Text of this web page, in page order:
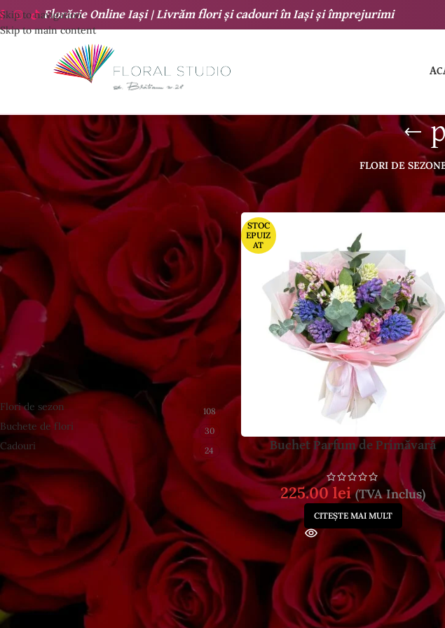
Skip to navigation
Skip to main content
Florărie Online Iași | Livrăm flori și cadouri în Iași și împrejurimi
FLORI DE SEZON
COȘ CUMPARATURI
Nu ai niciun produs în coș.
ÎNAPOI LA MAGAZIN
CATEGORII DE PRODUSE
Flori de sezon 108
Buchete de flori 30
Cadouri 24
FILTRARE PRODUSE
FILTREAZĂ
STOC
EPUIZ
AT
Buchet Parfum de Primăvară
225.00lei (TVA Inclus)
CITEȘTE MAI MULT